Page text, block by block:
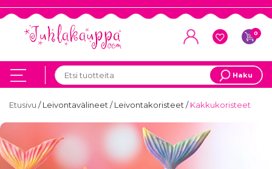
0
Haku
Etusivu /Leivontavälineet/Leivontakoristeet/Kakkukoristeet